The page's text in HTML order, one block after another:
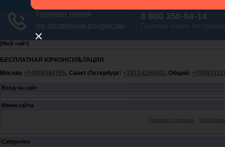
[Мой сайт]
БЕСПЛАТНАЯ ЮРКОНСУЛЬТАЦИЯ
Москва +74999384765, Санкт-Петербург: +78124256482, Общий:
Вход на сайт
Меню сайта
Главная страница
Categories